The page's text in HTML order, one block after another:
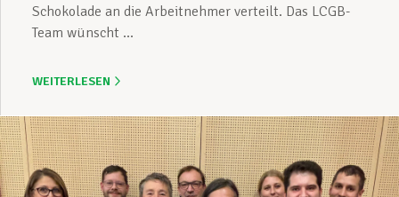
Schokolade an die Arbeitnehmer verteilt. Das LCGB-
Team wünscht ...
WEITERLESEN